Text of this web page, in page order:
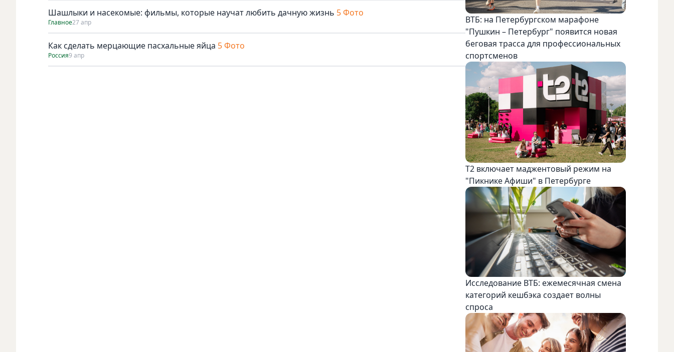
Шашлыки и насекомые: фильмы, которые научат любить дачную жизнь 5 Фото
Главное27 апр
Как сделать мерцающие пасхальные яйца 5 Фото
Россия9 апр
ВТБ: на Петербургском марафоне
"Пушкин – Петербург" появится новая
беговая трасса для профессиональных
спортсменов
Т2 включает маджентовый режим на
"Пикнике Афиши" в Петербурге
Исследование ВТБ: ежемесячная смена
категорий кешбэка создает волны
спроса